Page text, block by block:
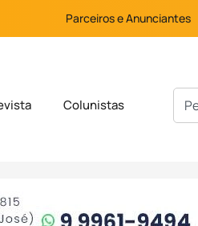
Parceiros e Anunciantes
Colunistas